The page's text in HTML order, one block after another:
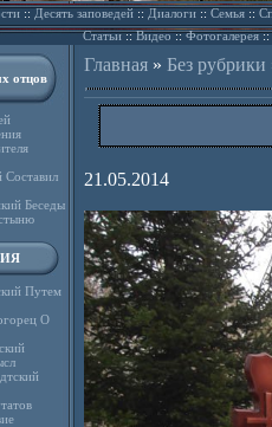
::Десять заповедей::Диалоги::Семья::
Статьи::Видео ::Фотогалерея::
отцов
Беседы
Путем
О
Главная» Без рубрики
21.05.2014